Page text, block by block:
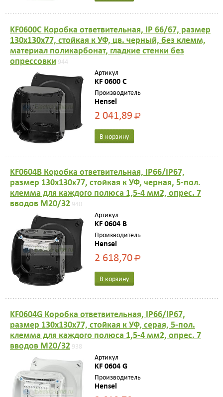
KF0600C Коробка ответвительная, IP 66/67, размер
130х130х77, стойкая к УФ, цв. черный, без клемм,
материал поликарбонат, гладкие стенки без
опрессовки 944
Артикул
KF 0600 C
Производитель
Hensel
2 041,89Р
В корзину
KF0604B Коробка ответвительная, IP66/IP67,
размер 130х130х77, стойкая к УФ, черная, 5-пол.
клемма для каждого полюса 1,5-4 мм2, опрес. 7
вводов M20/32 940
Артикул
KF 0604 B
Производитель
Hensel
2 618,70Р
В корзину
KF0604G Коробка ответвительная, IP66/IP67,
размер 130х130х77, стойкая к УФ, серая, 5-пол.
клемма для каждого полюса 1,5-4 мм2, опрес. 7
вводов M20/32 938
Артикул
KF 0604 G
Производитель
Hensel